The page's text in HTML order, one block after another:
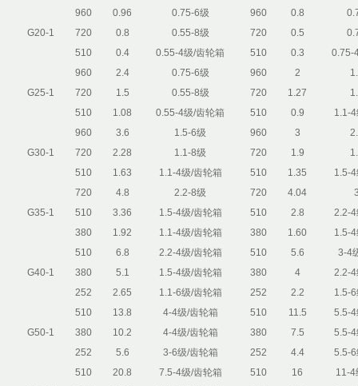
G20-1
960 0.96 0.75-6级 960 0.8
720
0.8 0.55-8级 720 0.5
510
0.4 0.55-4级/齿轮箱 510 0.3 0.75-
G25-1
960 2.4 0.75-6级 960 2
720
1.5 0.55-8级 720 1.27
510
1.08 0.55-4级/齿轮箱 510 0.9 1.1-
G30-1
960 3.6 1.5-6级 960 3
720
2.28 1.1-8级 720 1.9
510
1.63 1.1-4级/齿轮箱 510 1.35 1.5-
G35-1
720 4.8 2.2-8级 720 4.04
510
3.36 1.5-4级/齿轮箱 510 2.8
2.2-
380
1.92 1.1-4级/齿轮箱 380 1.60 1.5-
G40-1
510 6.8 2.2-4级/齿轮箱 510 5.6
3-4
380
5.1 1.5-4级/齿轮箱 380 4
2.2-
252
2.65 1.1-6级/齿轮箱 252 2.2 1.5-
G50-1
510 13.8 4-4级/齿轮箱 510 11.5
5.5-
380
10.2 4-4级/齿轮箱 380 7.5
5.5-
252
5.6 3-6级/齿轮箱 252 4.4 5.5-
510 20.8 7.5-4级/齿轮箱 510 16
11-4